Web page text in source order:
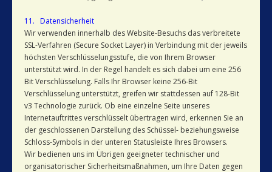
11. Datensicherheit
Wir verwenden innerhalb des Website-Besuchs das verbreitete
SSL-Verfahren (Secure Socket Layer) in Verbindung mit der jeweils
höchsten Verschlüsselungsstufe, die von Ihrem Browser
unterstützt wird. In der Regel handelt es sich dabei um eine 256
Bit Verschlüsselung. Falls Ihr Browser keine 256-Bit
Verschlüsselung unterstützt, greifen wir stattdessen auf 128-Bit
v3 Technologie zurück. Ob eine einzelne Seite unseres
Internetauftrittes verschlüsselt übertragen wird, erkennen Sie an
der geschlossenen Darstellung des Schüssel- beziehungsweise
Schloss-Symbols in der unteren Statusleiste Ihres Browsers.
Wir bedienen uns im Übrigen geeigneter technischer und
organisatorischer Sicherheitsmaßnahmen, um Ihre Daten gegen